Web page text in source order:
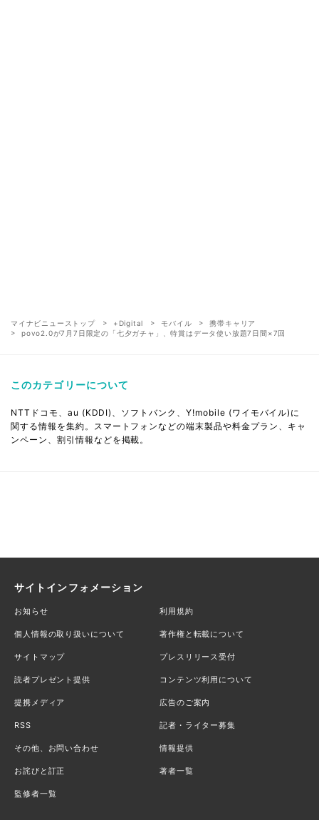
マイナビニューストップ +Digital モバイル
携帯キャリア
povo2.0が7月7日限定の「七夕ガチャ」、特賞はデータ使い放題7日間×7回
このカテゴリーについて
NTTドコモ、au (KDDI)、ソフトバンク、Y!mobile (ワイモバイル)に
関する情報を集約。スマートフォンなどの端末製品や料金プラン、キャ
ンペーン、割引情報などを掲載。
サイトインフォメーション
お知らせ 利用規約
個人情報の取り扱いについて 著作権と転載について
サイトマップ プレスリリース受付
読者プレゼント提供 コンテンツ利用について
提携メディア 広告のご案内
RSS 記者・ライター募集
その他、お問い合わせ 情報提供
お詫びと訂正 著者一覧
監修者一覧